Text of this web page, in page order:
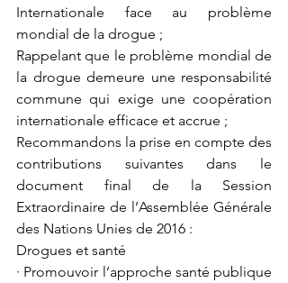
Internationale face au problème
mondial de la drogue ;
Rappelant que le problème mondial de
la drogue demeure une responsabilité
commune qui exige une coopération
internationale efficace et accrue ;
Recommandons la prise en compte des
contributions suivantes dans le
document final de la Session
Extraordinaire de l’Assemblée Générale
des Nations Unies de 2016 :
Drogues et santé
· Promouvoir l’approche santé publique